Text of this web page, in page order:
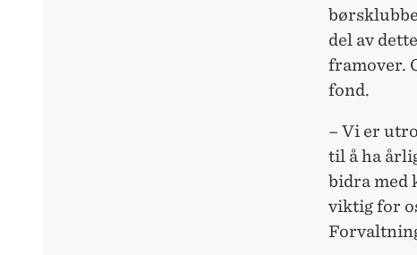
del av
framover.
fond.
– Vi er
til å ha
bidra med
viktig for